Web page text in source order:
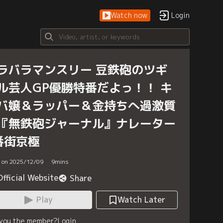
Watch now Login
バラマンスリー 豆鉄砲のツギ
芸人GP優勝特番だよっ！！ キ
嬢＆ラッパー＆金持ちへ過激質
無鉄砲ジャーナル』ナレーター
街京極
on 2025/12/09 9mins
Website
Share
Play
Watch Later
the member?Login